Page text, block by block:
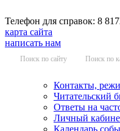
Телефон для справок: 8
карта сайта
написать нам
Поиск по сайту Поиск по
Контакты,
Ответы на
Личный
Календарь